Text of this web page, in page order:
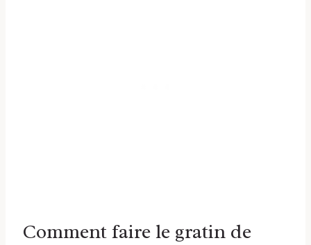
Comment faire le gratin de